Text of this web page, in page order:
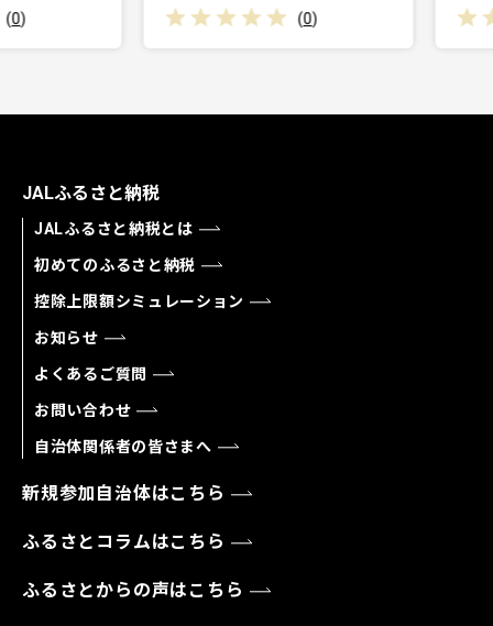
(0)
JALふるさと納税
JALふるさと納税とは
初めてのふるさと納税
控除上限額シミュレーション
お知らせ
よくあるご質問
お問い合わせ
自治体関係者の皆さまへ
新規参加自治体はこちら
ふるさとコラムはこちら
ふるさとからの声はこちら